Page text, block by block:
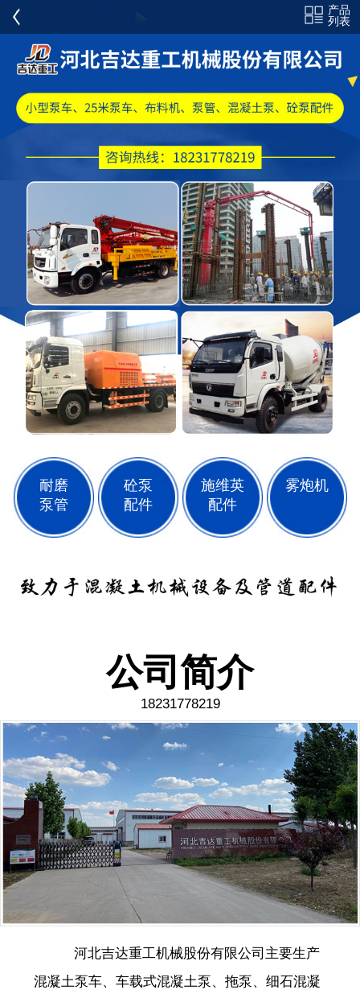
混凝土泵车
混凝土泵
搅拌车
砼泵配件
PM 施维英 CIFA 配件
弯头弯管
电力弯头三通
产品
列表
耐磨
泵管
砼泵
配件
施维英
配件
雾炮机
公司简介
18231778219
河北吉达重工机械股份有限公司主要生产
混凝土泵车、车载式混凝土泵、拖泵、细石混凝